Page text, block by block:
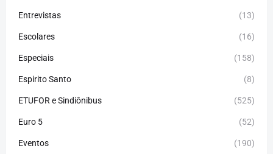
Entrevistas (13)
Escolares (16)
Especiais (158)
Espirito Santo (8)
ETUFOR e Sindiônibus (525)
Euro 5 (52)
Eventos (190)